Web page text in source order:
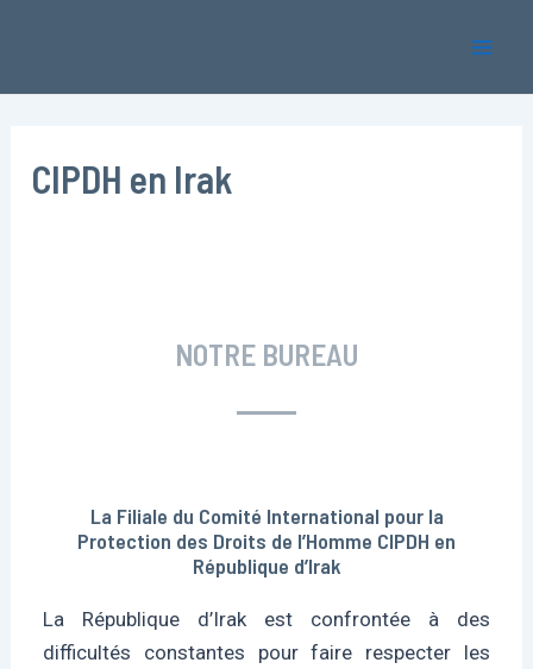
CIPDH en Irak
NOTRE BUREAU
La Filiale du Comité International pour la
Protection des Droits de l’Homme CIPDH en
République d’Irak
La République d’Irak est confrontée à des
difficultés constantes pour faire respecter les